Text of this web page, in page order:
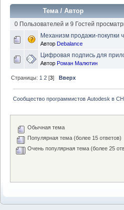
Тема /Автор
0 Пользователей и 9 Гостей
Механизм продажи-покупки
Автор Debalance
Цифровая подпись для
Автор Роман Малютин
Страницы: 1 2 [3]Вверх
Сообщество программистов Autodesk в
Обычная тема
Популярная тема (более 15 ответов)
Очень популярная тема (более 25